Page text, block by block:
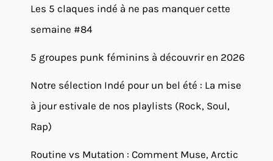
Les 5 claques indé à ne pas manquer cette
semaine #84
5 groupes punk féminins à découvrir en 2026
Notre sélection Indé pour un bel été : La mise
à jour estivale de nos playlists (Rock, Soul,
Rap)
Routine vs Mutation : Comment Muse, Arctic